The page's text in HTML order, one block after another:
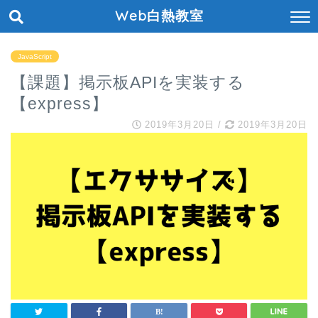
Web白熱教室
JavaScript
【課題】掲示板APIを実装する
【express】
2019年3月20日 / 2019年3月20日